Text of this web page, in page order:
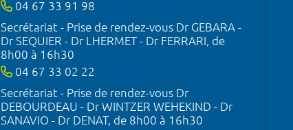
04 67 33 91 98
Secrétariat - Prise de rendez-vous Dr GEBARA -
Dr SEQUIER - Dr LHERMET - Dr FERRARI, de
8h00 à 16h30
04 67 33 02 22
Secrétariat - Prise de rendez-vous Dr
DEBOURDEAU - Dr WINTZER WEHEKIND - Dr
SANAVIO - Dr DENAT, de 8h00 à 16h30